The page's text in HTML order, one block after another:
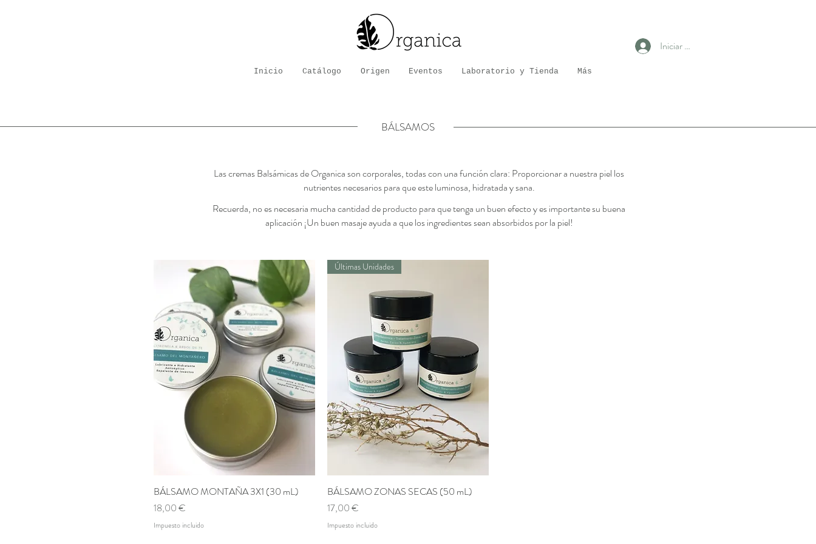
Iniciar sesión
Inicio Catálogo Origen Eventos Laboratorio y Tienda Más
BÁLSAMOS
Las cremas Balsámicas de Organica son corporales, todas con una función clara: Proporcionar a nuestra piel los
nutrientes necesarios para que este luminosa, hidratada y sana.
Recuerda, no es necesaria mucha cantidad de producto para que tenga un buen efecto y es importante su buena
aplicación ¡Un buen masaje ayuda a que los ingredientes sean absorbidos por la piel!
Vista rápida
BÁLSAMO MONTAÑA 3X1 (30 mL)
Precio
18,00 €
Impuesto incluido
Vista rápida
Últimas Unidades
BÁLSAMO ZONAS SECAS (50 mL)
Precio
17,00 €
Impuesto incluido